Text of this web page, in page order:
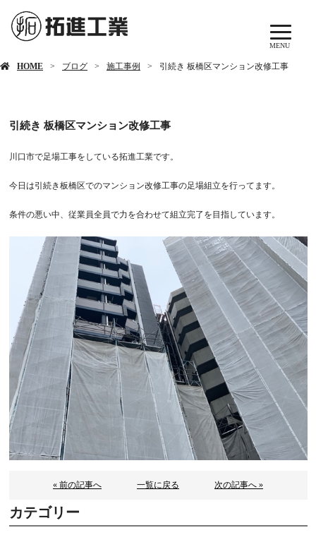
MENU
HOME ブログ 施工事例 引続き 板橋区マンション改修工事
引続き 板橋区マンション改修工事
川口市で足場工事をしている拓進工業です。
今日は引続き板橋区でのマンション改修工事の足場組立を行ってます。
条件の悪い中、従業員全員で力を合わせて組立完了を目指しています。
« 前の記事へ 一覧に戻る 次の記事へ »
カテゴリー